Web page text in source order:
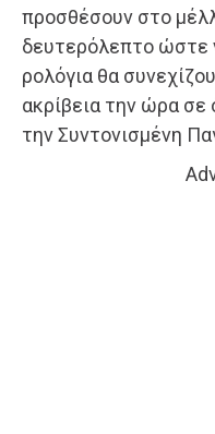
προσθέσουν στο
δευτερόλεπτο ώστε
ρολόγια θα
ακρίβεια την ώρα
την Συντονισμένη